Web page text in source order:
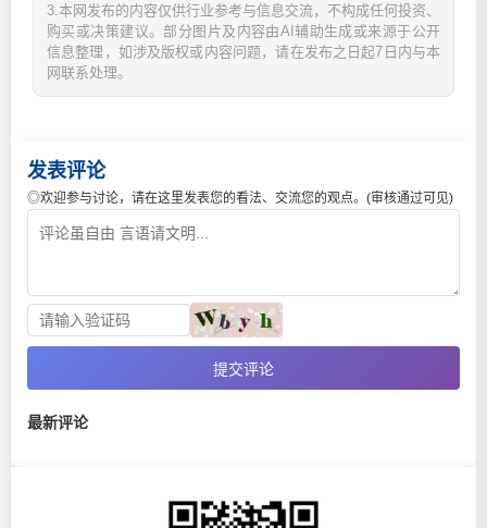
3.本网发布的内容仅供行业参考与信息交流，不构成任何投资、
购买或决策建议。部分图片及内容由AI辅助生成或来源于公开
信息整理，如涉及版权或内容问题，请在发布之日起7日内与本
网联系处理。
发表评论
◎欢迎参与讨论，请在这里发表您的看法、交流您的观点。(审核通过可见)
提交评论
最新评论